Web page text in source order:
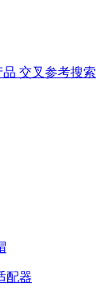
品 交叉参考搜索
配器